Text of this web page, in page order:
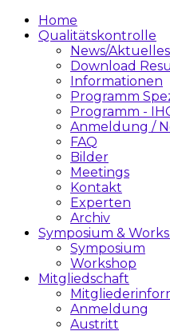
Home
Qualitätskontrolle
News/Aktuelles
Download
Informationen
Programm
Programm -
Anmeldung /
FAQ
Bilder
Meetings
Kontakt
Experten
Archiv
Symposium &
Symposium
Workshop
Mitgliedschaft
Anmeldung
Austritt